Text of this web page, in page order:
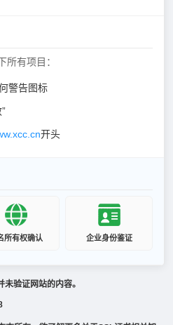
所有项目：
警告图标
开头
所有权确认 企业身份鉴证
验证网站的内容。